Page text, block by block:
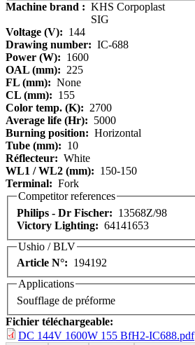
Machine brand : KHS Corpoplast
SIG
Voltage (V): 144
Drawing number: IC-688
Power (W): 1600
OAL (mm): 225
FL (mm): None
CL (mm): 155
Color temp. (K): 2700
Average life (Hr): 5000
Burning position: Horizontal
Tube (mm): 10
Réflecteur: White
WL1 / WL2 (mm): 150-150
Terminal: Fork
Competitor references
Philips - Dr Fischer: 13568Z/98
Victory Lighting: 64141653
Ushio / BLV
Article N°: 194192
Applications
Soufflage de préforme
Fichier téléchargeable:
DC 144V 1600W 155 BfH2-IC688.pdf